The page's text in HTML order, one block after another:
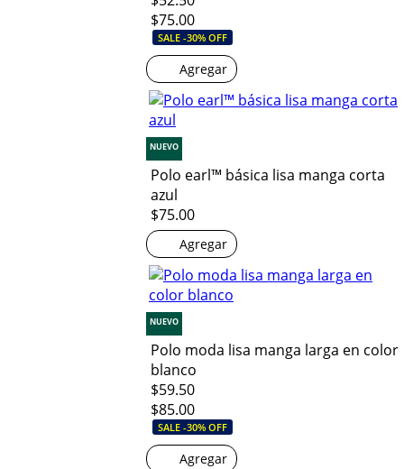
$75.00
SALE -30% OFF
Agregar
NUEVO
Polo earl™ básica lisa manga corta
azul
$75.00
Agregar
NUEVO
Polo moda lisa manga larga en color
blanco
$59.50
$85.00
SALE -30% OFF
Agregar